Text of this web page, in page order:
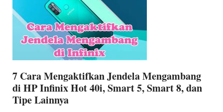
7 Cara Mengaktifkan Jendela Mengambang
di HP Infinix Hot 40i, Smart 5, Smart 8, dan
Tipe Lainnya